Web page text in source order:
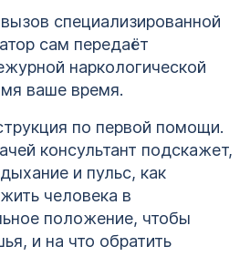
специализированной
сам передаёт
наркологической
ваше время.
по первой помощи.
консультант подскажет,
и пульс, как
человека в
положение, чтобы
и на что обратить